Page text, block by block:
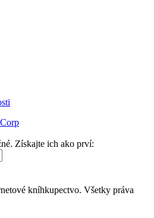
Získajte ich ako prví:
kníhkupectvo. Všetky práva